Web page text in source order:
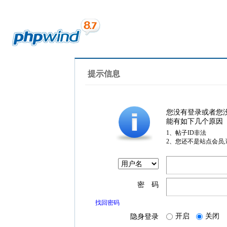
提示信息
您没有登录或者您
能有如下几个原因
1、帖子ID非法
2、您还不是站点会员
密 码
找回密码
隐身登录 开启 关闭